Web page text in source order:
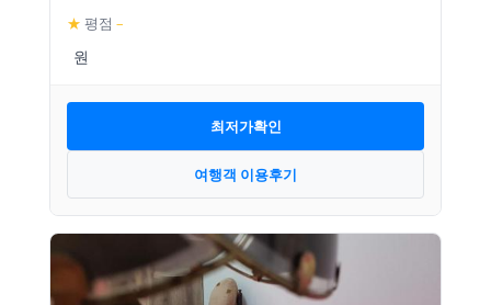
★ 평점 –
최저가확인
여행객 이용후기